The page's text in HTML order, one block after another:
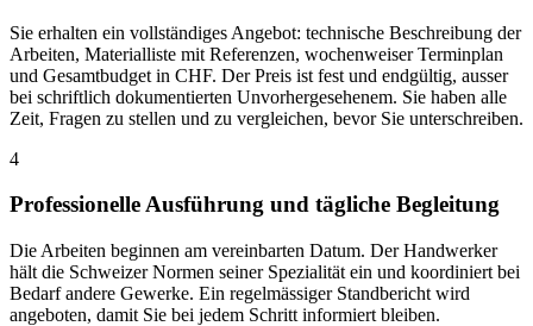
Sie erhalten ein vollständiges Angebot: technische Beschreibung der
Arbeiten, Materialliste mit Referenzen, wochenweiser Terminplan
und Gesamtbudget in CHF. Der Preis ist fest und endgültig, ausser
bei schriftlich dokumentierten Unvorhergesehenem. Sie haben alle
Zeit, Fragen zu stellen und zu vergleichen, bevor Sie unterschreiben.
4
Professionelle Ausführung und tägliche Begleitung
Die Arbeiten beginnen am vereinbarten Datum. Der Handwerker
hält die Schweizer Normen seiner Spezialität ein und koordiniert bei
Bedarf andere Gewerke. Ein regelmässiger Standbericht wird
angeboten, damit Sie bei jedem Schritt informiert bleiben.